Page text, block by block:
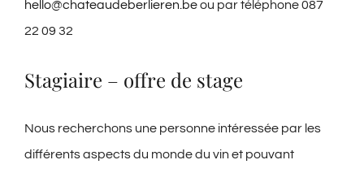
hello@chateaudeberlieren.beou par téléphone 087
22 09 32
Stagiaire – offre de stage
Nous recherchons une personne intéressée par les
différents aspects du monde du vin et pouvant